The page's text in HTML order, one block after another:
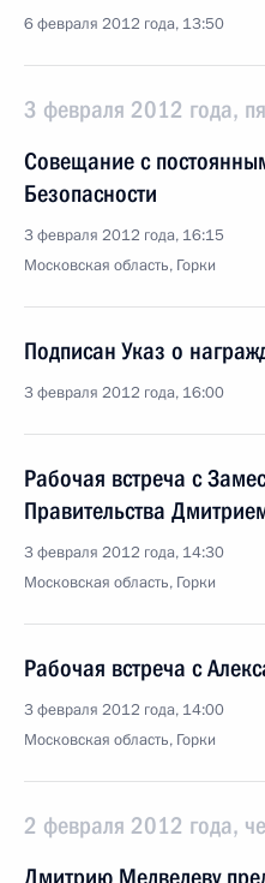
6 февраля 2012 года, 13:50
3 февраля 2012 года,
Совещание с
Безопасности
3 февраля 2012 года, 16:15
Московская область, Горки
Подписан Указ о
3 февраля 2012 года, 16:00
Рабочая встреча с
Правительства
3 февраля 2012 года, 14:30
Московская область, Горки
Рабочая встреча с
3 февраля 2012 года, 14:00
Московская область, Горки
2 февраля 2012 года,
Дмитрию Медведеву